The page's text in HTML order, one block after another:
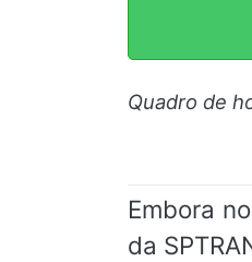
Quadro de
Embora
da